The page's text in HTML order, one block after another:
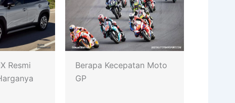
Resmi
Berapa Kecepatan Moto
GP